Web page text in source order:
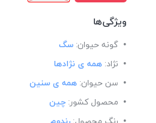
ویژگی‌ها
گونه حیوان: سگ
نژاد: همه ی نژادها
سن حیوان: همه ی سنین
محصول کشور: چین